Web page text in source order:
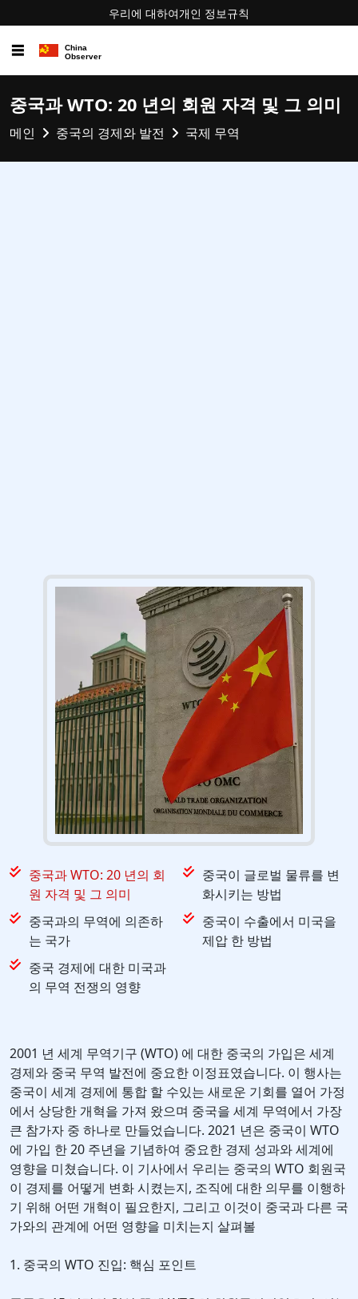
우리에 대하여개인 정보규칙
☰
중국과 WTO: 20 년의 회원 자격 및 그 의미
메인 중국의 경제와 발전 국제 무역
중국과 WTO: 20 년의 회
원 자격 및 그 의미
중국이 글로벌 물류를 변
화시키는 방법
중국과의 무역에 의존하
는 국가
중국이 수출에서 미국을
제압 한 방법
중국 경제에 대한 미국과
의 무역 전쟁의 영향
2001 년 세계 무역기구 (WTO) 에 대한 중국의 가입은 세계
경제와 중국 무역 발전에 중요한 이정표였습니다. 이 행사는
중국이 세계 경제에 통합 할 수있는 새로운 기회를 열어 가정
에서 상당한 개혁을 가져 왔으며 중국을 세계 무역에서 가장
큰 참가자 중 하나로 만들었습니다. 2021 년은 중국이 WTO
에 가입 한 20 주년을 기념하여 중요한 경제 성과와 세계에
영향을 미쳤습니다. 이 기사에서 우리는 중국의 WTO 회원국
이 경제를 어떻게 변화 시켰는지, 조직에 대한 의무를 이행하
기 위해 어떤 개혁이 필요한지, 그리고 이것이 중국과 다른 국
가와의 관계에 어떤 영향을 미치는지 살펴볼
1. 중국의 WTO 진입: 핵심 포인트